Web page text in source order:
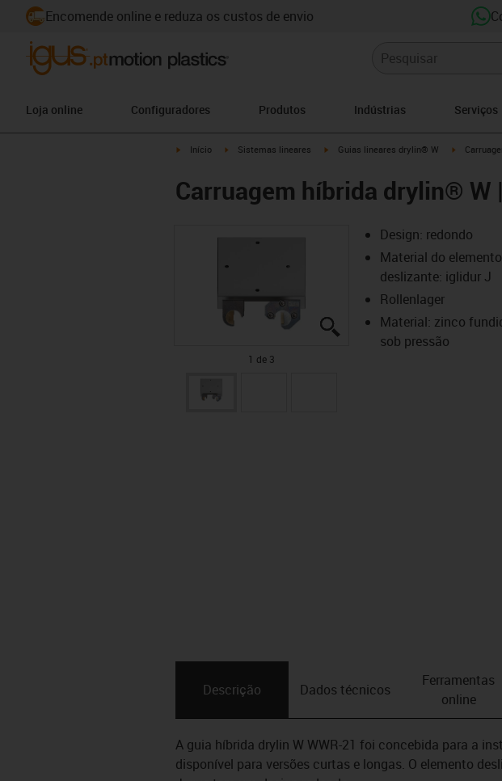
Encomende online e reduza os custos de envio
Loja online Configuradores Produtos Indústrias Serviços
igus-icon-arrow-right
Início igus-icon-arrow-right
Sistemas lineares igus-icon-arrow-right
Guias lineares drylin® W igus-icon-
Carruagem híbrida drylin® W
igus-icon-lupe
igus-icon-lupe
igus-icon-lupe
1 de 3
Design: redondo
Material do elemento
deslizante: iglidur J
Rollenlager
Material: zinco
sob pressão
Descrição Dados técnicos
Ferramentas
online
A guia híbrida drylin W WWR-21 foi concebida para a
disponível para versões curtas e longas. O elemento